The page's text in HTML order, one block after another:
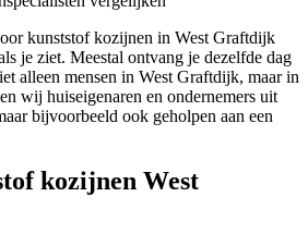
kunststof kozijnen in West Graftdijk
je ziet. Meestal ontvang je dezelfde dag
alleen mensen in West Graftdijk, maar in
wij huiseigenaren en ondernemers uit
bijvoorbeeld ook geholpen aan een
kozijnen West